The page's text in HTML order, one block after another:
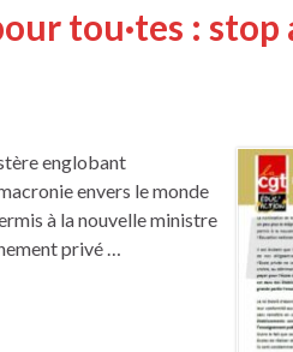
tou·tes : stop
englobant
envers le monde
à la nouvelle ministre
privé …